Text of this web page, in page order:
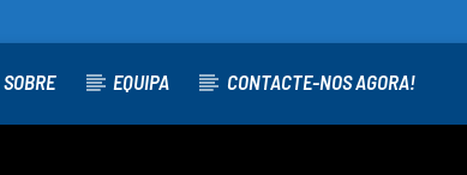
SOBRE EQUIPA CONTACTE-NOS AGORA!